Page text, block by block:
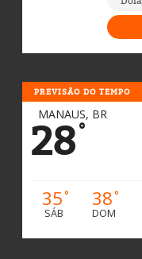
PREVISÃO DO TEMPO
MANAUS, BR
28°
35°
SÁB
38°
DOM